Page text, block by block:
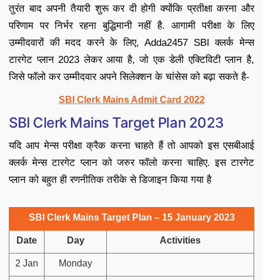
तुरंत बाद अपनी तैयारी शुरू कर दी होगी क्योंकि प्रतीक्षा करना और
परिणाम पर निर्भर रहना बुद्धिमानी नहीं है. आगामी परीक्षा के लिए
उम्मीदवारों की मदद करने के लिए, Adda2457 SBI क्लर्क मेन्स
टारगेट प्लान 2023 लेकर आया है, जो एक डेली एक्टिविटी प्लान है,
जिसे फॉलो कर उम्मीदवार अपने सिलेक्शन के चांसेस को बढ़ा सकते है-
SBI Clerk Mains Admit Card 2022
SBI Clerk Mains Target Plan 2023
यदि आप मेन्स परीक्षा क्रैक करना चाहते हैं तो आपको इस एसबीआई
क्लर्क मेन्स टारगेट प्लान को जरुर फॉलो करना चाहिए. इस टारगेट
प्लान को बहुत ही रणनीतिक तरीके से डिजाइन किया गया है
SBI Clerk Mains Target Plan – 15 January 2023
Date Day Activities
2 Jan Monday